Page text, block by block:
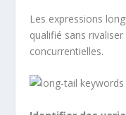
Les expressions
qualifié sans
concurrentielles.